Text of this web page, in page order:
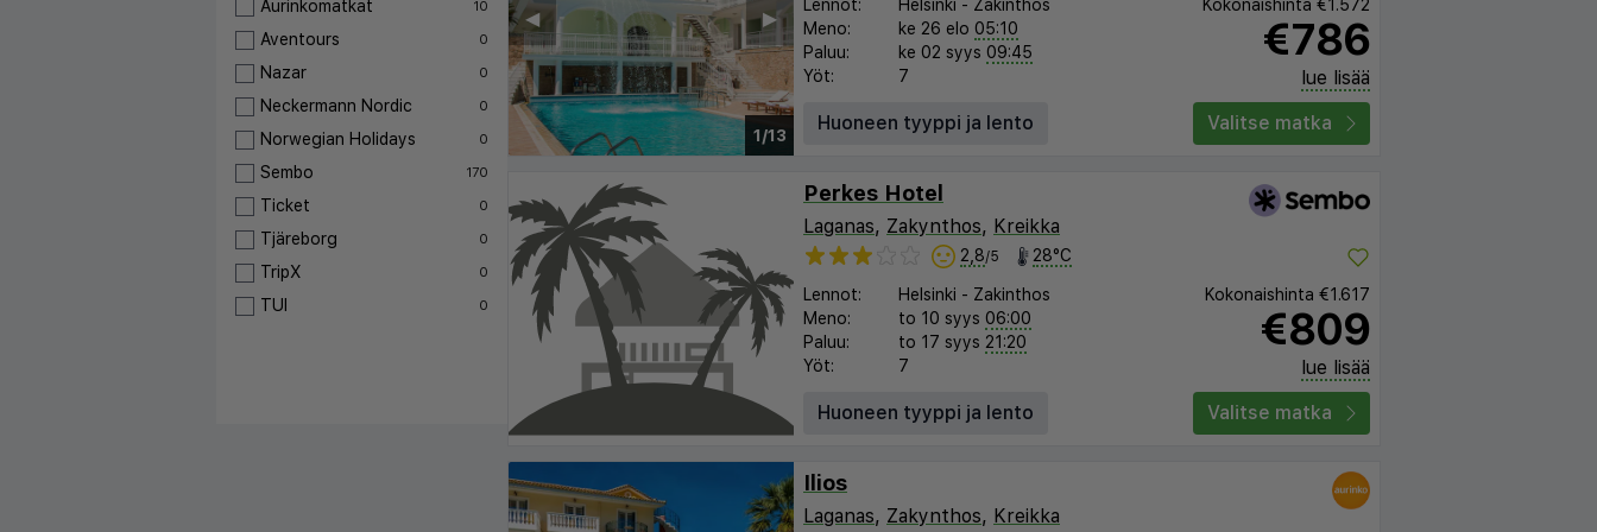
Aurinkomatkat 10
Aventours 0
Nazar 0
Neckermann Nordic 0
Norwegian Holidays 0
Sembo 170
Ticket 0
Tjäreborg 0
TripX 0
TUI 0
1/13
▶︎
◀︎
Lennot: Helsinki - Zakinthos
Meno:
ke 26 elo 05:10
Paluu:
ke 02 syys 09:45
Yöt:
7
Kokonaishinta €1.572
€786
lue lisää
Huoneen tyyppi ja lento
Valitse matka
Perkes Hotel
Laganas, Zakynthos, Kreikka
2,8/5 28°C
Lennot: Helsinki - Zakinthos
Meno:
to 10 syys 06:00
Paluu:
to 17 syys 21:20
Yöt:
7
Kokonaishinta €1.617
€809
lue lisää
Huoneen tyyppi ja lento
Valitse matka
Ilios
Laganas, Zakynthos, Kreikka